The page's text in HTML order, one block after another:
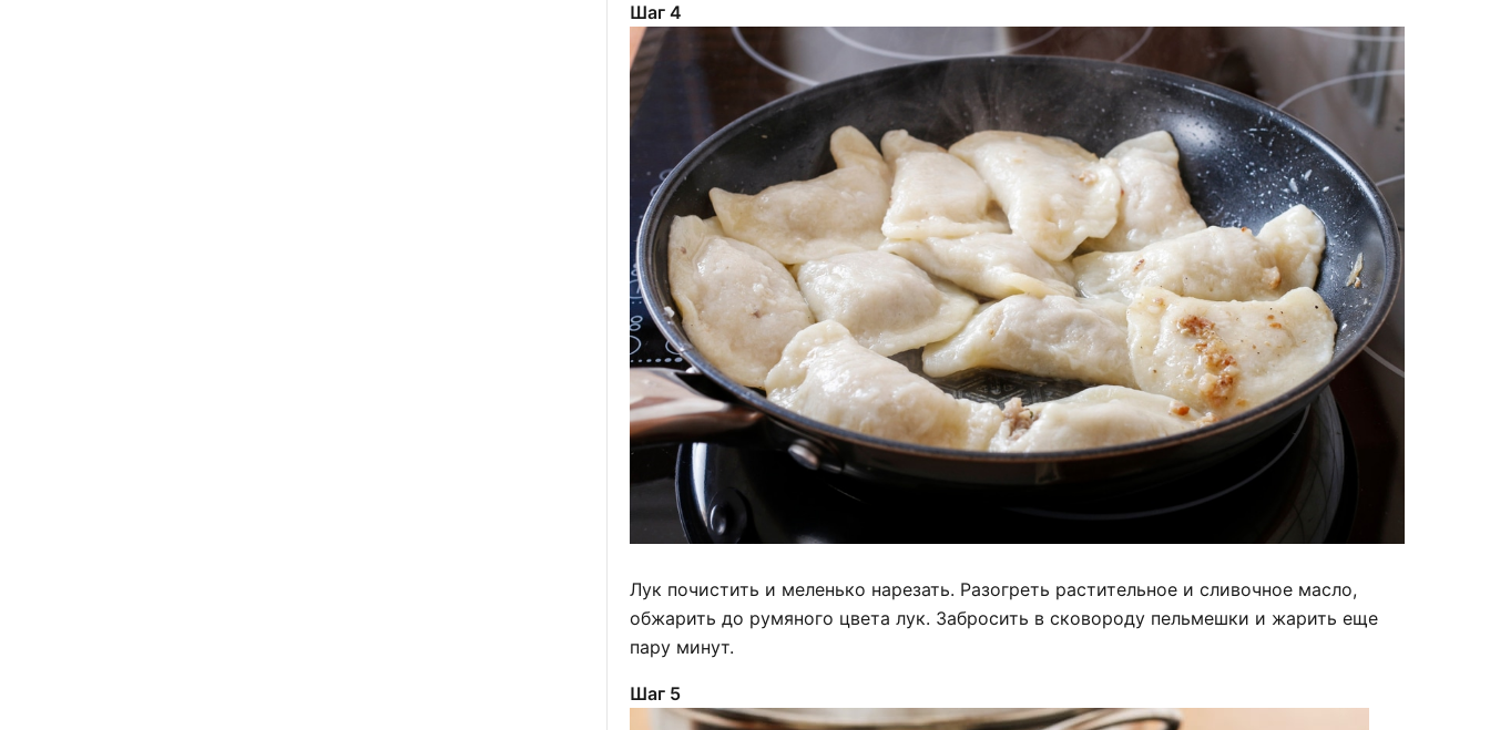
Шаг 4
Лук почистить и меленько нарезать. Разогреть растительное и сливочное масло,
обжарить до румяного цвета лук. Забросить в сковороду пельмешки и жарить еще
пару минут.
Шаг 5